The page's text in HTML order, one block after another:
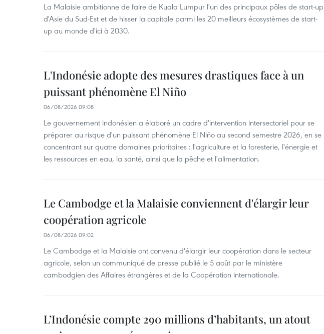
La Malaisie ambitionne de faire de Kuala Lumpur l'un des principaux pôles de start-up
d'Asie du Sud-Est et de hisser la capitale parmi les 20 meilleurs écosystèmes de start-
up au monde d'ici à 2030.
L'Indonésie adopte des mesures drastiques face à un
puissant phénomène El Niño
06/08/2026 09:08
Le gouvernement indonésien a élaboré un cadre d'intervention intersectoriel pour se
préparer au risque d'un puissant phénomène El Niño au second semestre 2026, en se
concentrant sur quatre domaines prioritaires : l'agriculture et la foresterie, l'énergie et
les ressources en eau, la santé, ainsi que la pêche et l'alimentation.
Le Cambodge et la Malaisie conviennent d'élargir leur
coopération agricole
06/08/2026 09:02
Le Cambodge et la Malaisie ont convenu d'élargir leur coopération dans le secteur
agricole, selon un communiqué de presse publié le 5 août par le ministère
cambodgien des Affaires étrangères et de la Coopération internationale.
L’Indonésie compte 290 millions d’habitants, un atout